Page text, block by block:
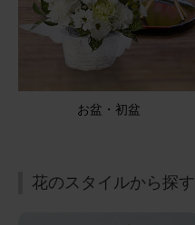
お盆・初盆
花のスタイルから探す